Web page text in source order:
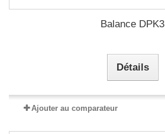
Balance DPK3
Détails
Ajouter au comparateur